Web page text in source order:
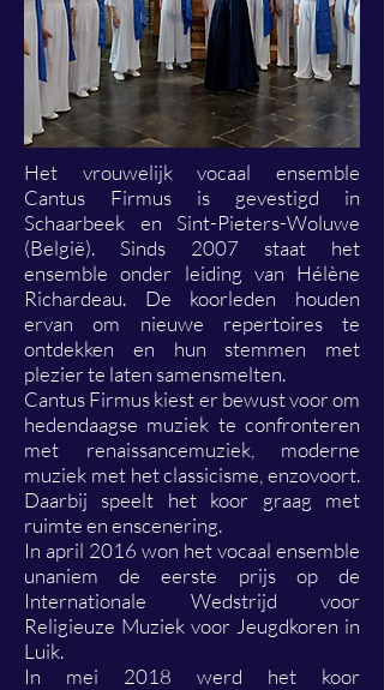
Het vrouwelijk vocaal ensemble
Cantus Firmus is gevestigd in
Schaarbeek en Sint-Pieters-Woluwe
(België). Sinds 2007 staat het
ensemble onder leiding van Hélène
Richardeau. De koorleden houden
ervan om nieuwe repertoires te
ontdekken en hun stemmen met
plezier te laten samensmelten.
Cantus Firmus kiest er bewust voor om
hedendaagse muziek te confronteren
met renaissancemuziek, moderne
muziek met het classicisme, enzovoort.
Daarbij speelt het koor graag met
ruimte en enscenering.
In april 2016 won het vocaal ensemble
unaniem de eerste prijs op de
Internationale Wedstrijd voor
Religieuze Muziek voor Jeugdkoren in
Luik.
In mei 2018 werd het koor